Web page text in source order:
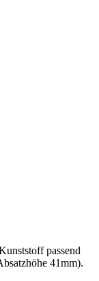
passend
41mm).